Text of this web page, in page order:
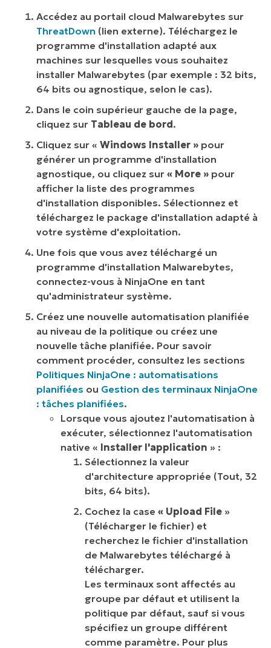
Accédez au portail cloud Malwarebytes sur
ThreatDown (lien externe). Téléchargez le
programme d'installation adapté aux
machines sur lesquelles vous souhaitez
installer Malwarebytes (par exemple : 32 bits,
64 bits ou agnostique, selon le cas).
Dans le coin supérieur gauche de la page,
cliquez sur Tableau de bord.
Cliquez sur « Windows Installer » pour
générer un programme d'installation
agnostique, ou cliquez sur « More » pour
afficher la liste des programmes
d'installation disponibles. Sélectionnez et
téléchargez le package d'installation adapté à
votre système d'exploitation.
Une fois que vous avez téléchargé un
programme d'installation Malwarebytes,
connectez-vous à NinjaOne en tant
qu'administrateur système.
Créez une nouvelle automatisation planifiée
au niveau de la politique ou créez une
nouvelle tâche planifiée. Pour savoir
comment procéder, consultez les sections
Politiques NinjaOne : automatisations
planifiées ou Gestion des terminaux NinjaOne
: tâches planifiées.
Lorsque vous ajoutez l'automatisation à
exécuter, sélectionnez l'automatisation
native « Installer l'application » :
Sélectionnez la valeur
d'architecture appropriée (Tout, 32
bits, 64 bits).
Cochez la case « Upload File »
(Télécharger le fichier) et
recherchez le fichier d'installation
de Malwarebytes téléchargé à
télécharger.
Les terminaux sont affectés au
groupe par défaut et utilisent la
politique par défaut, sauf si vous
spécifiez un groupe différent
comme paramètre. Pour plus